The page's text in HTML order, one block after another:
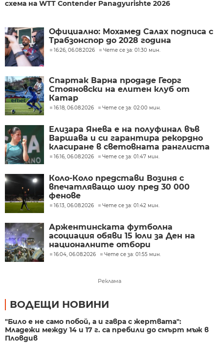
схема на WTT Contender Panagyurishte 2026
Официално: Мохамед Салах подписа с
Трабзонспор до 2028 година
16:26, 06.08.2026 Чете се за: 01:30 мин.
Спартак Варна продаде Георг
Стояновски на елитен клуб от
Катар
16:18, 06.08.2026 Чете се за: 02:00 мин.
Елизара Янева е на полуфинал във
Варшава и си гарантира рекордно
класиране в световната ранглиста
16:16, 06.08.2026 Чете се за: 01:47 мин.
Коло-Коло представи Возиня с
впечатляващо шоу пред 30 000
фенове
16:13, 06.08.2026 Чете се за: 01:42 мин.
Аржентинската футболна
асоциация обяви 15 юли за Ден на
националните отбори
16:04, 06.08.2026 Чете се за: 01:55 мин.
Реклама
ВОДЕЩИ НОВИНИ
"Било е не само побой, а и гавра с жертвата":
Младежи между 14 и 17 г. са пребили до смърт мъж в
Пловдив